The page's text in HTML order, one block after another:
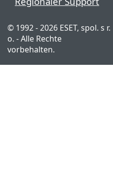
© 1992 - 2026 ESET, spol. s r.
o. - Alle Rechte
vorbehalten.